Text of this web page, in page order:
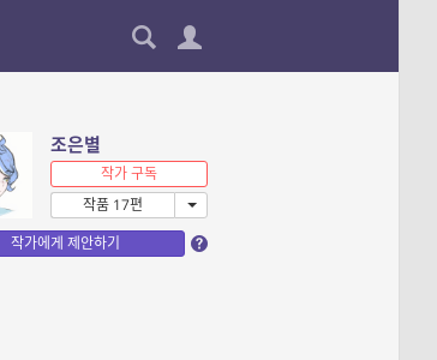
조은별
작가 구독
작품 17편
작가에게 제안하기